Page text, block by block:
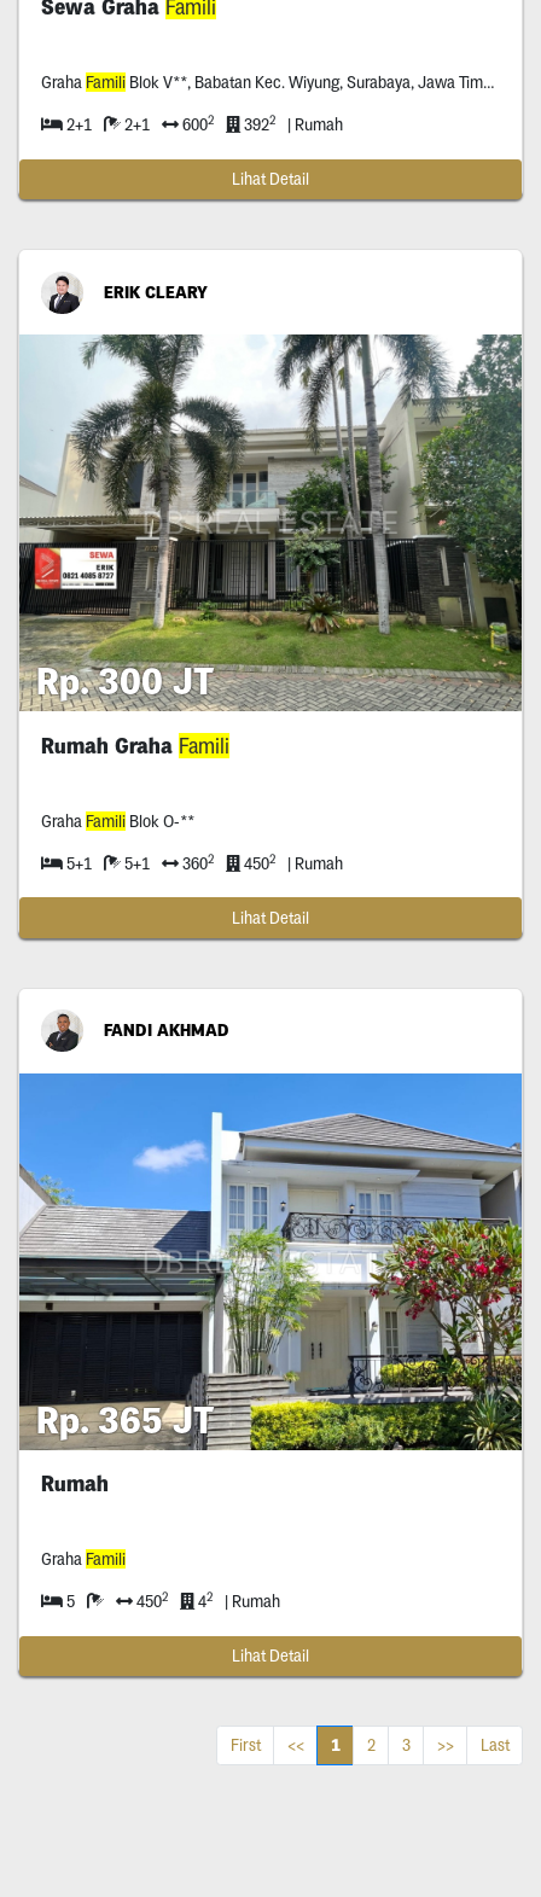
Sewa Graha Famili
Graha FamiliBlok V**, Babatan Kec. Wiyung, Surabaya, Jawa Timur, *****.
2+1 2+1 6002 3922 | Rumah
Lihat Detail
ERIK CLEARY
Rp. 300 JT
Rumah Graha Famili
Graha FamiliBlok O-**
5+1 5+1 3602 4502 | Rumah
Lihat Detail
FANDI AKHMAD
Rp. 365 JT
Rumah
Graha Famili
5 4502 42 | Rumah
Lihat Detail
First << 1 2 3 >> Last